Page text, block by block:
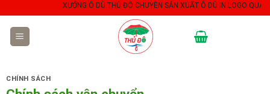
content
XƯỞNG Ô DÙ THỦ ĐÔ CHUYÊN SẢN XUẤT Ô DÙ IN LOGO QUẢNG
CHÍNH SÁCH